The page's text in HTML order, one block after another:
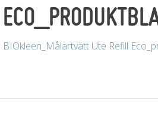
BIOkleen_Målartvätt Ute Refill